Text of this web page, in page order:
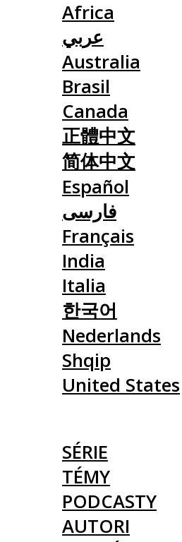
Africa
عربي
Australia
Brasil
Canada
正體中文
简体中文
Español
فارسی
Français
India
Italia
한국어
Nederlands
Shqip
United States
SÉRIE
TÉMY
PODCASTY
AUTORI